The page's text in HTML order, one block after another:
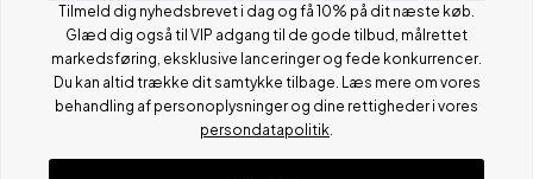
Tilmeld dig nyhedsbrevet i dag og få 10% på dit næste køb.
Glæd dig også til VIP adgang til de gode tilbud, målrettet
markedsføring, eksklusive lanceringer og fede konkurrencer.
Du kan altid trække dit samtykke tilbage. Læs mere om vores
behandling af personoplysninger og dine rettigheder i vores
persondatapolitik